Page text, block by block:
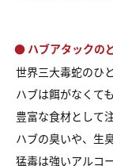
● ハブアタックの
世界三大毒蛇のひ
ハブは餌がなくて
豊富な食材として
ハブの臭いや、生
猛毒は強いアルコ